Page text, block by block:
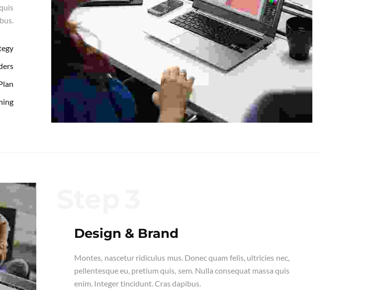
Design & Brand
Montes, nascetur ridiculus mus. Donec quam felis, ultricies nec,
pellentesque eu, pretium quis, sem. Nulla consequat massa quis
enim. Integer tincidunt. Cras dapibus.